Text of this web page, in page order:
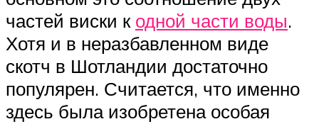
частей виски к одной части воды.
Хотя и в неразбавленном виде
скотч в Шотландии достаточно
популярен. Считается, что именно
здесь была изобретена особая